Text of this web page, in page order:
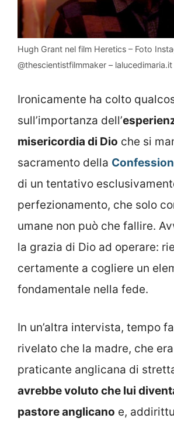
Hugh Grant nel film Heretics – Foto
@thescientistfilmmaker – lalucedimaria.it
Ironicamente ha colto
sull’importanza dell’
misericordia di Dio che si
sacramento della
di un tentativo
perfezionamento, che solo
umane non può che fallire.
la grazia di Dio ad operare:
certamente a cogliere un
fondamentale nella fede.
In un’altra intervista, tempo
rivelato che la madre, che
praticante anglicana di
avrebbe voluto che lui
pastore anglicano e,